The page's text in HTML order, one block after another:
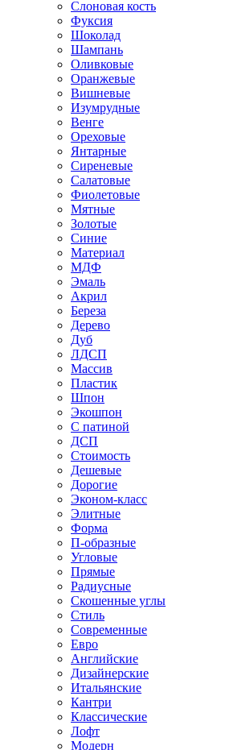
Слоновая кость
Фуксия
Шоколад
Шампань
Оливковые
Оранжевые
Вишневые
Изумрудные
Венге
Ореховые
Янтарные
Сиреневые
Салатовые
Фиолетовые
Мятные
Золотые
Синие
Материал
МДФ
Эмаль
Акрил
Береза
Дерево
Дуб
ЛДСП
Массив
Пластик
Шпон
Экошпон
С патиной
ДСП
Стоимость
Дешевые
Дорогие
Эконом-класс
Элитные
Форма
П-образные
Угловые
Прямые
Радиусные
Скошенные углы
Стиль
Современные
Евро
Английские
Дизайнерские
Итальянские
Кантри
Классические
Лофт
Модерн